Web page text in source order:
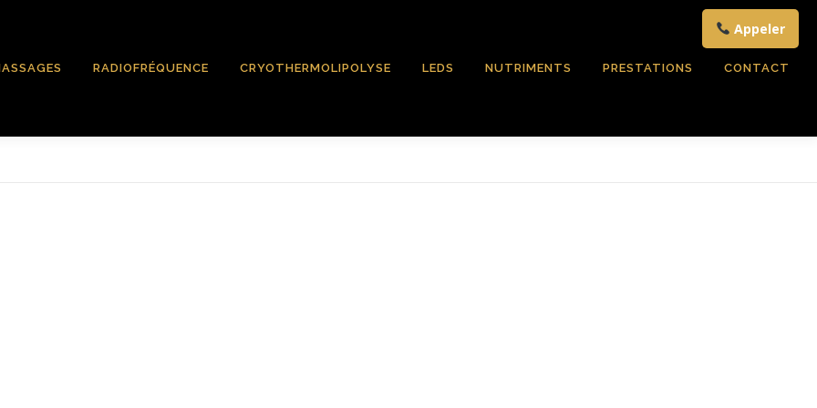
Appeler
RADIOFRÉQUENCE CRYOTHERMOLIPOLYSE LEDS NUTRIMENTS PRESTATIONS CONTACT